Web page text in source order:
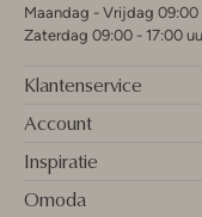
Maandag - Vrijdag 09:00
Zaterdag 09:00 - 17:00
Klantenservice
Account
Inspiratie
Omoda